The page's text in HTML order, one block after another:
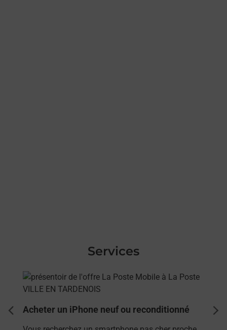
Services
En savoir plus
Acheter un iPhone neuf ou reconditionné